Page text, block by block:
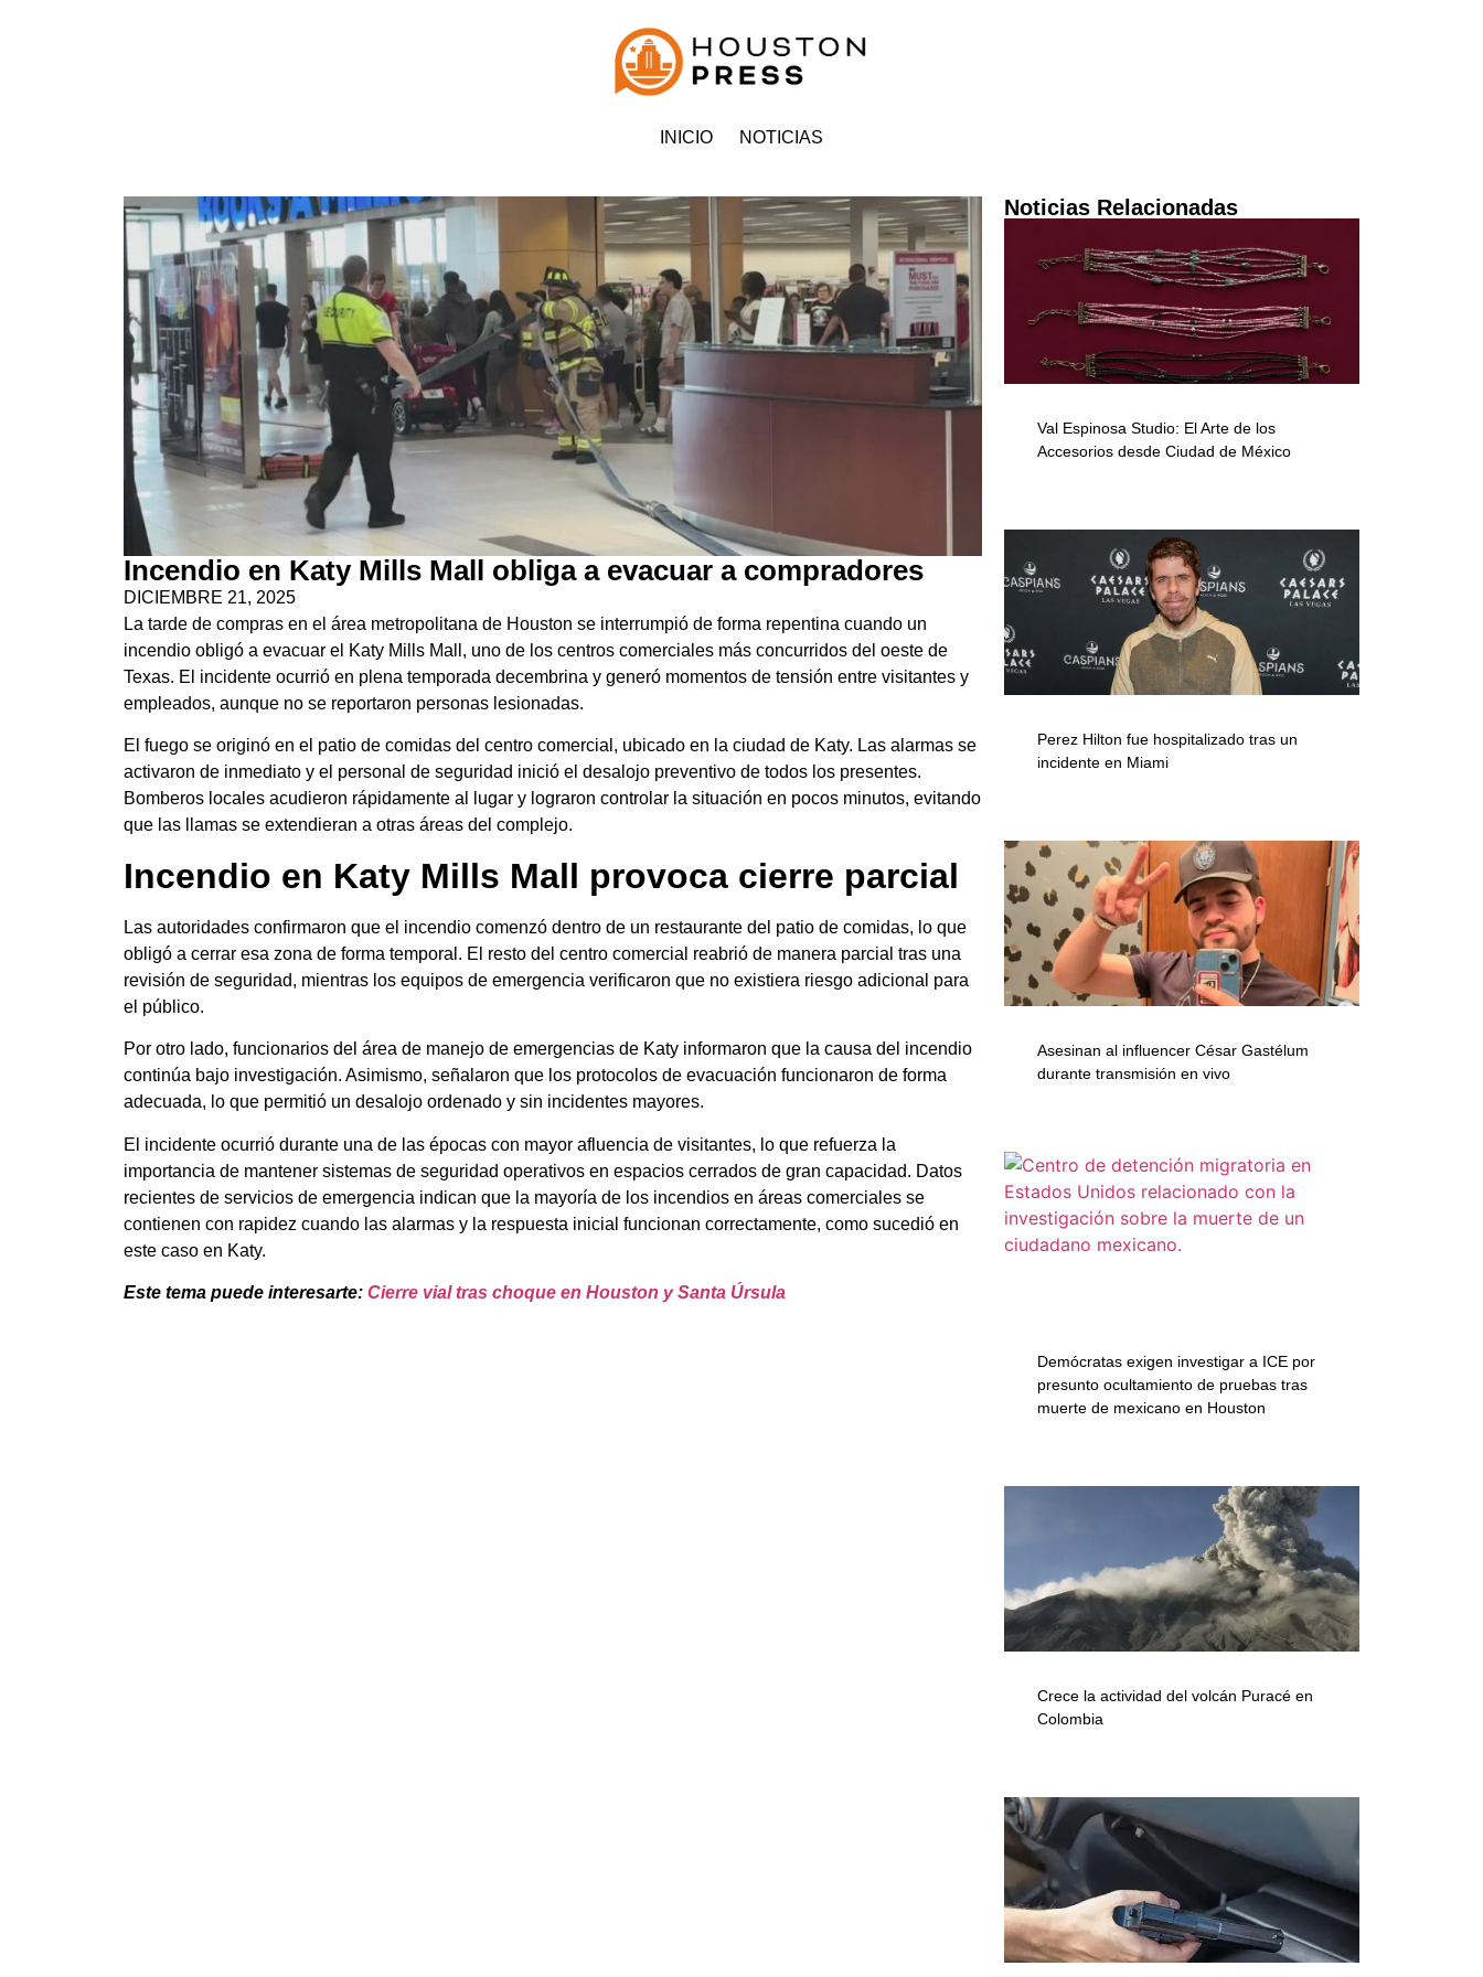
INICIO NOTICIAS
Incendio en Katy Mills Mall obliga a evacuar a compradores
DICIEMBRE 21, 2025
La tarde de compras en el área metropolitana de Houston se interrumpió de forma repentina cuando un
incendio obligó a evacuar el Katy Mills Mall, uno de los centros comerciales más concurridos del oeste de
Texas. El incidente ocurrió en plena temporada decembrina y generó momentos de tensión entre visitantes y
empleados, aunque no se reportaron personas lesionadas.
El fuego se originó en el patio de comidas del centro comercial, ubicado en la ciudad de Katy. Las alarmas se
activaron de inmediato y el personal de seguridad inició el desalojo preventivo de todos los presentes.
Bomberos locales acudieron rápidamente al lugar y lograron controlar la situación en pocos minutos, evitando
que las llamas se extendieran a otras áreas del complejo.
Incendio en Katy Mills Mall provoca cierre parcial
Las autoridades confirmaron que el incendio comenzó dentro de un restaurante del patio de comidas, lo que
obligó a cerrar esa zona de forma temporal. El resto del centro comercial reabrió de manera parcial tras una
revisión de seguridad, mientras los equipos de emergencia verificaron que no existiera riesgo adicional para
el público.
Por otro lado, funcionarios del área de manejo de emergencias de Katy informaron que la causa del incendio
continúa bajo investigación. Asimismo, señalaron que los protocolos de evacuación funcionaron de forma
adecuada, lo que permitió un desalojo ordenado y sin incidentes mayores.
El incidente ocurrió durante una de las épocas con mayor afluencia de visitantes, lo que refuerza la
importancia de mantener sistemas de seguridad operativos en espacios cerrados de gran capacidad. Datos
recientes de servicios de emergencia indican que la mayoría de los incendios en áreas comerciales se
contienen con rapidez cuando las alarmas y la respuesta inicial funcionan correctamente, como sucedió en
este caso en Katy.
Este tema puede interesarte: Cierre vial tras choque en Houston y Santa Úrsula
Noticias Relacionadas
Val Espinosa Studio: El Arte de los
Accesorios desde Ciudad de México
Perez Hilton fue hospitalizado tras un
incidente en Miami
Asesinan al influencer César Gastélum
durante transmisión en vivo
Demócratas exigen investigar a ICE por
presunto ocultamiento de pruebas tras
muerte de mexicano en Houston
Crece la actividad del volcán Puracé en
Colombia